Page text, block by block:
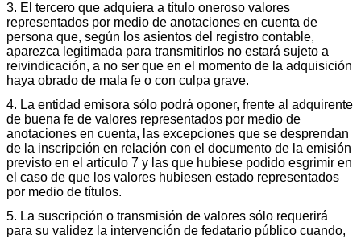
3. El tercero que adquiera a título oneroso valores
representados por medio de anotaciones en cuenta de
persona que, según los asientos del registro contable,
aparezca legitimada para transmitirlos no estará sujeto a
reivindicación, a no ser que en el momento de la adquisición
haya obrado de mala fe o con culpa grave.
4. La entidad emisora sólo podrá oponer, frente al adquirente
de buena fe de valores representados por medio de
anotaciones en cuenta, las excepciones que se desprendan
de la inscripción en relación con el documento de la emisión
previsto en el artículo 7 y las que hubiese podido esgrimir en
el caso de que los valores hubiesen estado representados
por medio de títulos.
5. La suscripción o transmisión de valores sólo requerirá
para su validez la intervención de fedatario público cuando,